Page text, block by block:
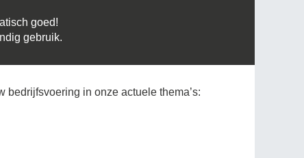
goed!
gebruik.
bedrijfsvoering in onze actuele thema’s: